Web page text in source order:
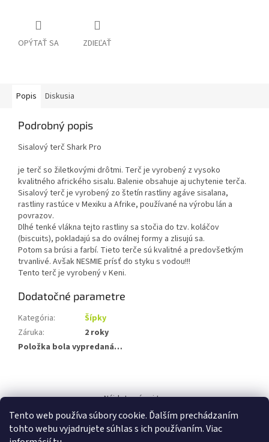
Tento web používa súbory cookie. Ďalším prechádzaním
tohto webu vyjadrujete súhlas s ich používaním. Viac
OPÝTAŤ SA ZDIEĽAŤ
Popis Diskusia
Podrobný popis
Sisalový terč Shark Pro
je terč so žiletkovými drôtmi. Terč je vyrobený z vysoko
kvalitného afrického sisalu. Balenie obsahuje aj uchytenie terča.
Sisalový terč je vyrobený zo štetín rastliny agáve sisalana,
rastliny rastúce v Mexiku a Afrike, používané na výrobu lán a
povrazov.
Dlhé tenké vlákna tejto rastliny sa stočia do tzv. koláčov
(biscuits), pokladajú sa do oválnej formy a zlisujú sa.
Potom sa brúsi a farbí. Tieto terče sú kvalitné a predovšetkým
trvanlivé. AvšakNESMIE prísť do styku s vodou!!!
Tento terč je vyrobený v Keni.
Dodatočné parametre
Kategória:
Šípky
Záruka:
2 roky
Položka bola vypredaná…
á
Nájdete nás aj tu: